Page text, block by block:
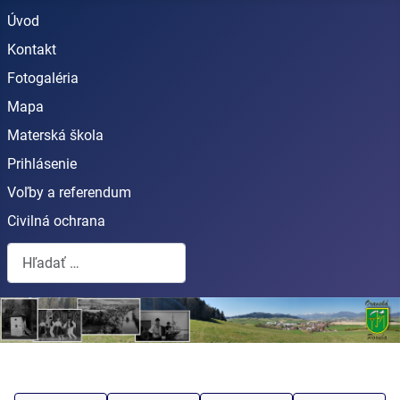
Úvod
Kontakt
Fotogaléria
Mapa
Materská škola
Prihlásenie
Voľby a referendum
Civilná ochrana
Hľadať...